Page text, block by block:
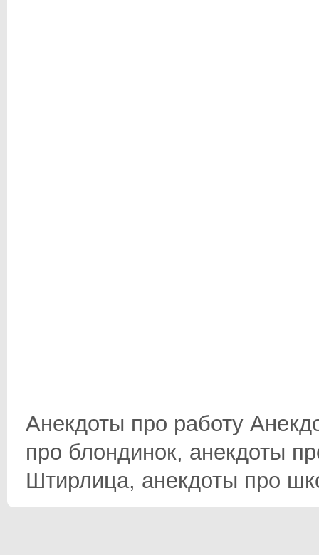
Анекдоты про работу
про блондинок, анекдоты
Штирлица, анекдоты про